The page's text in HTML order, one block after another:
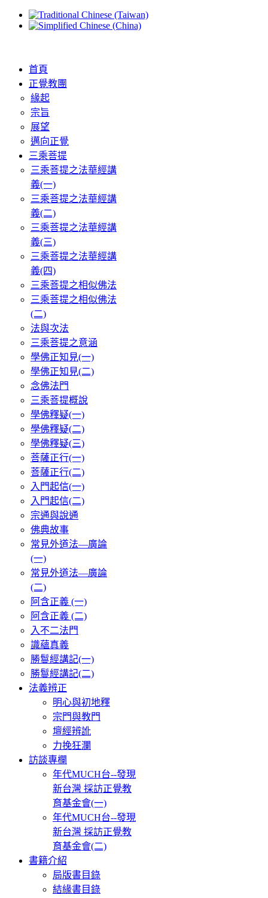
首頁
正覺教團
緣起
宗旨
展望
邁向正覺
三乘菩提
三乘菩提之法華經講
義(一)
三乘菩提之法華經講
義(二)
三乘菩提之法華經講
義(三)
三乘菩提之法華經講
義(四)
三乘菩提之相似佛法
三乘菩提之相似佛法
(二)
法與次法
三乘菩提之意涵
學佛正知見(一)
學佛正知見(二)
念佛法門
三乘菩提概說
學佛釋疑(一)
學佛釋疑(二)
學佛釋疑(三)
菩薩正行(一)
菩薩正行(二)
入門起信(一)
入門起信(二)
宗通與說通
佛典故事
常見外道法—廣論
(一)
常見外道法—廣論
(二)
阿含正義 (一)
阿含正義 (二)
入不二法門
識蘊真義
勝鬘經講記(一)
勝鬘經講記(二)
法義辨正
明心與初地釋
宗門與教門
壇經辨訛
力挽狂瀾
訪談專欄
年代MUCH台--發現
新台灣 採訪正覺教
育基金會(一)
年代MUCH台--發現
新台灣 採訪正覺教
育基金會(二)
書籍介紹
局版書目錄
結緣書目錄